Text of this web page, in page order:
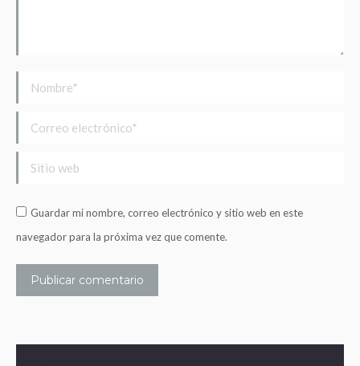
Nombre *
Correo electrónico *
Sitio web
Guardar mi nombre, correo electrónico y sitio web en este
navegador para la próxima vez que comente.
Publicar comentario